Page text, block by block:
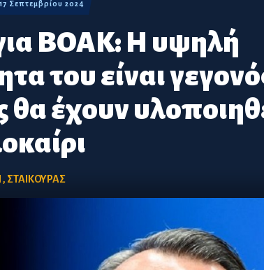
ΒΟΑΚ: Η υψηλή
του είναι
έχουν
Σεπτεμβρίου 2024
, ΣΤΑΙΚΟΥΡΑΣ